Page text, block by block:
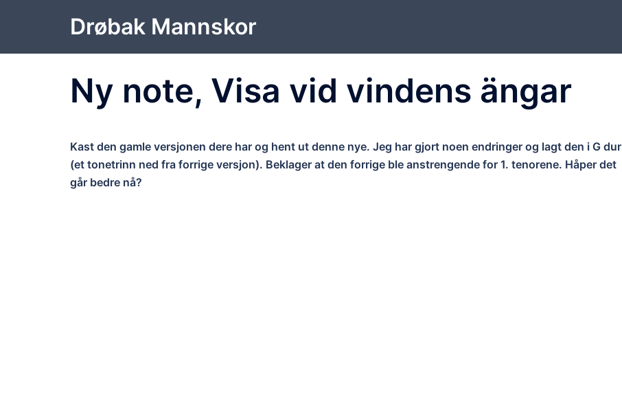
Drøbak Mannskor
Ny note, Visa vid vindens ängar
Kast den gamle versjonen dere har og hent ut denne nye. Jeg har gjort noen endringer og lagt den i G dur
(et tonetrinn ned fra forrige versjon). Beklager at den forrige ble anstrengende for 1. tenorene. Håper det
går bedre nå?